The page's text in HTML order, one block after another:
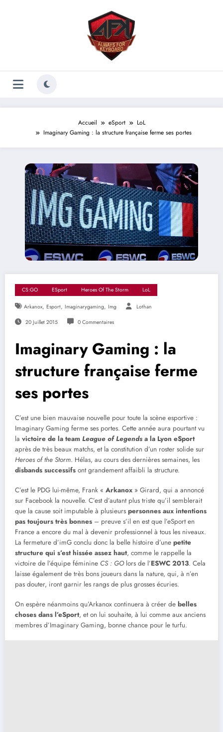
Accueil eSport
LoL
Imaginary Gaming : la structure française ferme ses portes
CS:GO ESport Heroes Of The Storm LoL
Arkanox, Esport, Imaginarygaming, Img Lothan
20 Juillet 2015 0 Commentaires
Imaginary Gaming : la
structure française ferme
ses portes
C’est une bien mauvaise nouvelle pour toute la scène esportive :
Imaginary Gaming ferme ses portes. Cette année aura pourtant vu
la victoire de la team League of Legends a la Lyon eSport
après de très beaux matchs, et la constitution d’un roster solide sur
Heroes of the Storm. Hélas, au cours des dernières semaines, les
disbands successifs ont grandement affaibli la structure.
C’est le PDG lui-même, Frank « Arkanox » Girard, qui a annoncé
sur Facebook la nouvelle. C’est d’autant plus triste qu’il semblerait
que la cause soit imputable à plusieurs personnes aux intentions
pas toujours très bonnes – preuve s’il en est que l’eSport en
France a encore du mal à devenir professionnel à tous les niveaux.
La fermeture d’imG conclu donc la belle histoire d’une petite
structure qui s’est hissée assez haut, comme le rappelle la
victoire de l’équipe féminine CS : GOlors de l’ESWC 2013. Cela
laisse également de très bons joueurs dans la nature, qui, à n’en
pas douter, iront garnir les rangs de plus grosses écuries.
On espère néanmoins qu’Arkanox continuera à créer de belles
choses dans l’eSport, et on lui souhaite, à lui comme aux anciens
membres d’Imaginary Gaming, bonne chance pour le turfu.